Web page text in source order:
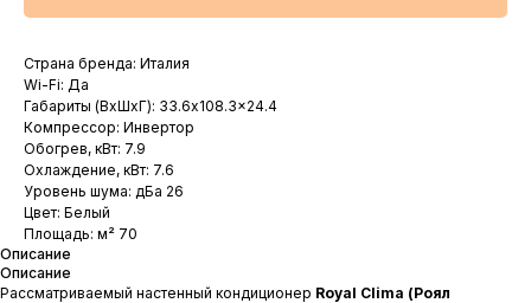
Страна бренда: Италия
Wi-Fi: Да
Габариты (ВхШхГ): 33.6x108.3x24.4
Компрессор: Инвертор
Обогрев, кВт: 7.9
Охлаждение, кВт: 7.6
Уровень шума: дБа 26
Цвет: Белый
Площадь: м² 70
Описание
Описание
Рассматриваемый настенный кондиционер Royal Clima (Роял